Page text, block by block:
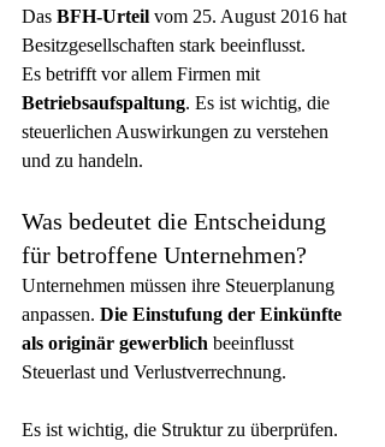
Das BFH-Urteil vom 25. August 2016 hat
Besitzgesellschaften stark beeinflusst.
Es betrifft vor allem Firmen mit
Betriebsaufspaltung. Es ist wichtig, die
steuerlichen Auswirkungen zu verstehen
und zu handeln.
Was bedeutet die Entscheidung
für betroffene Unternehmen?
Unternehmen müssen ihre Steuerplanung
anpassen. Die Einstufung der Einkünfte
als originär gewerblich beeinflusst
Steuerlast und Verlustverrechnung.
Es ist wichtig, die Struktur zu überprüfen.